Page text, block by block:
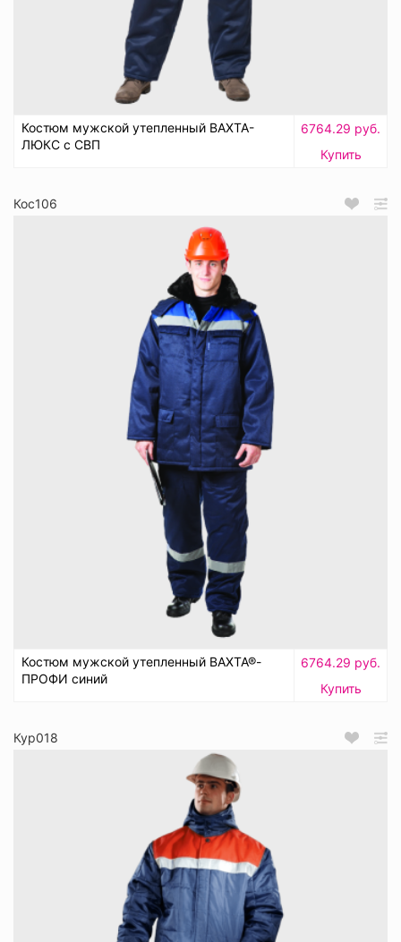
Костюм мужской утепленный ВАХТА-
ЛЮКС с СВП
6764.29 руб.
Купить
Кос106
Костюм мужской утепленный ВАХТА®-
ПРОФИ синий
6764.29 руб.
Купить
Кур018